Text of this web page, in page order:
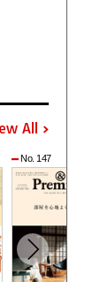
All
No. 147